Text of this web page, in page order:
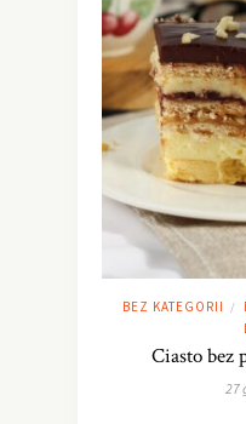
BEZ KATEGORII /
Ciasto bez
27